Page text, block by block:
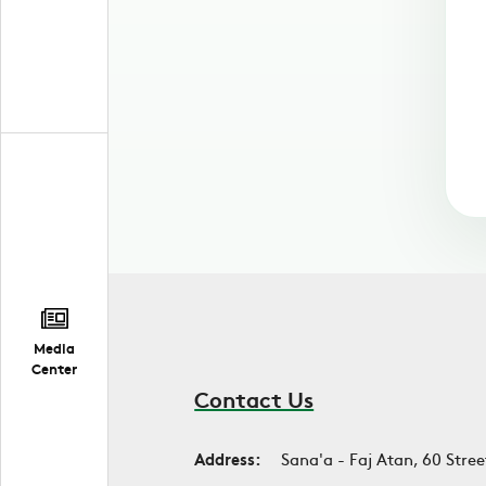
Media
Center
Contact Us
Address:
Sana'a - Faj Atan, 60